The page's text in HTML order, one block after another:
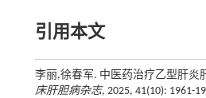
引用本文
李丽,徐春军. 中医药治疗乙型肝炎
床肝胆病杂志, 2025, 41(10): 1961-